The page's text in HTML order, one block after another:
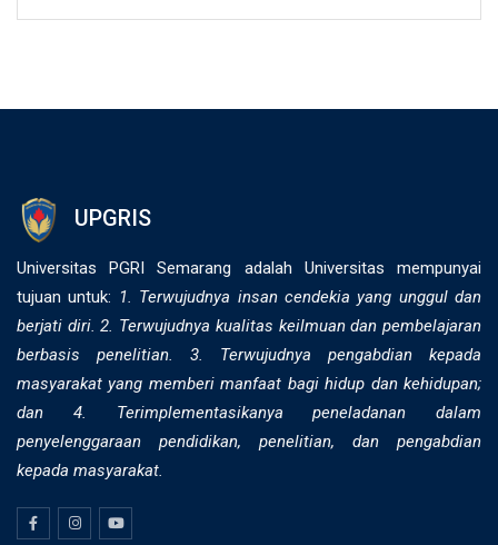
UPGRIS
Universitas PGRI Semarang adalah Universitas mempunyai
tujuan untuk: 1. Terwujudnya insan cendekia yang unggul dan
berjati diri. 2. ⁠Terwujudnya kualitas keilmuan dan pembelajaran
berbasis penelitian. 3. Terwujudnya pengabdian kepada
masyarakat yang memberi manfaat bagi hidup dan kehidupan;
dan 4. Terimplementasikanya peneladanan dalam
penyelenggaraan pendidikan, penelitian, dan pengabdian
kepada masyarakat.